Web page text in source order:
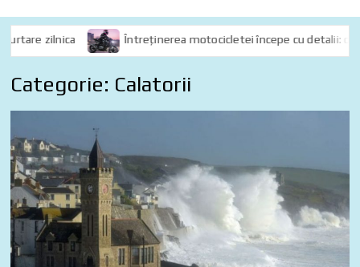
zilnica Întreținerea motocicletei începe cu detalii: de ce
Categorie: Calatorii